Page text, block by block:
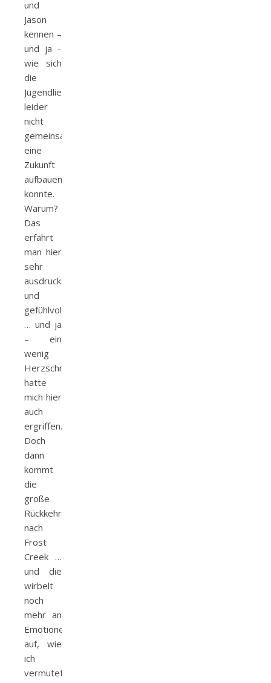
und
Jason
kennen –
und ja –
wie sich
die
Jugendliebe
leider
nicht
gemeinsam
eine
Zukunft
aufbauen
konnte.
Warum?
Das
erfährt
man hier
sehr
ausdrucksstark
und
gefühlvoll
… und ja
– ein
wenig
Herzschmerz
hatte
mich hier
auch
ergriffen.
Doch
dann
kommt
die
große
Rückkehr
nach
Frost
Creek …
und die
wirbelt
noch
mehr an
Emotionen
auf, wie
ich
vermutet